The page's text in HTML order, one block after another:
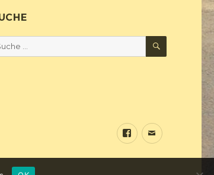
SUCHEN
Sundine
E-